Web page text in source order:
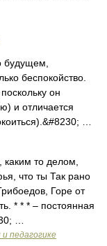
беспокойство.
он
и отличается
…
то делом,
что ты Так рано
Горе от
* * * – постоянная
…
и педагогике